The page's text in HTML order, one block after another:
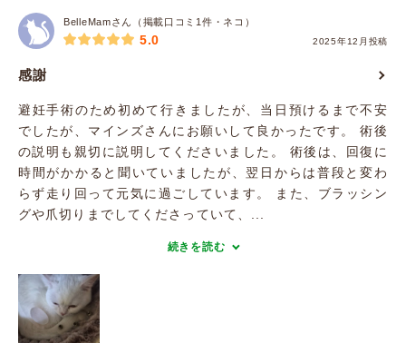
BelleMamさん（掲載口コミ1件・ネコ）
2025年12月投稿
5.0
感謝
避妊手術のため初めて行きましたが、当日預けるまで不安
でしたが、マインズさんにお願いして良かったです。 術後
の説明も親切に説明してくださいました。 術後は、回復に
時間がかかると聞いていましたが、翌日からは普段と変わ
らず走り回って元気に過ごしています。 また、ブラッシン
グや爪切りまでしてくださっていて、...
続きを読む